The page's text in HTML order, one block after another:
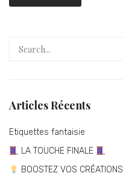
Articles Récents
Etiquettes fantaisie
LA TOUCHE FINALE
BOOSTEZ VOS CRÉATIONS